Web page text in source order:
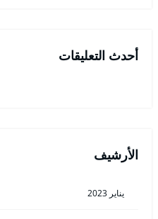
أحدث التعليقات
الأرشيف
يناير 2023